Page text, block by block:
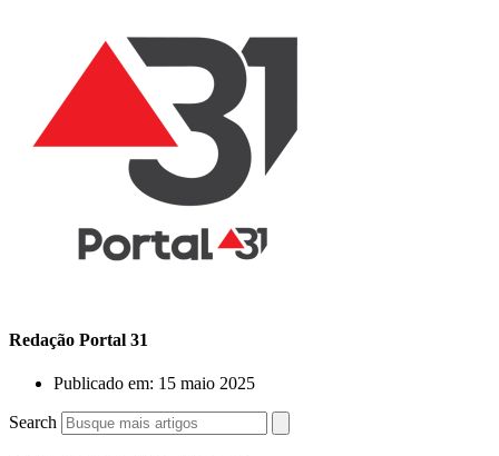
Redação Portal 31
Publicado em: 15 maio 2025
Search